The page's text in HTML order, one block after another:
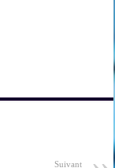
Suivant